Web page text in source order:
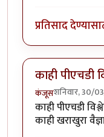
प्रतिसाद
काही पीएचडी
कंजूसशनिवार, 30/
काही पीएचडी
काही खराखुरा